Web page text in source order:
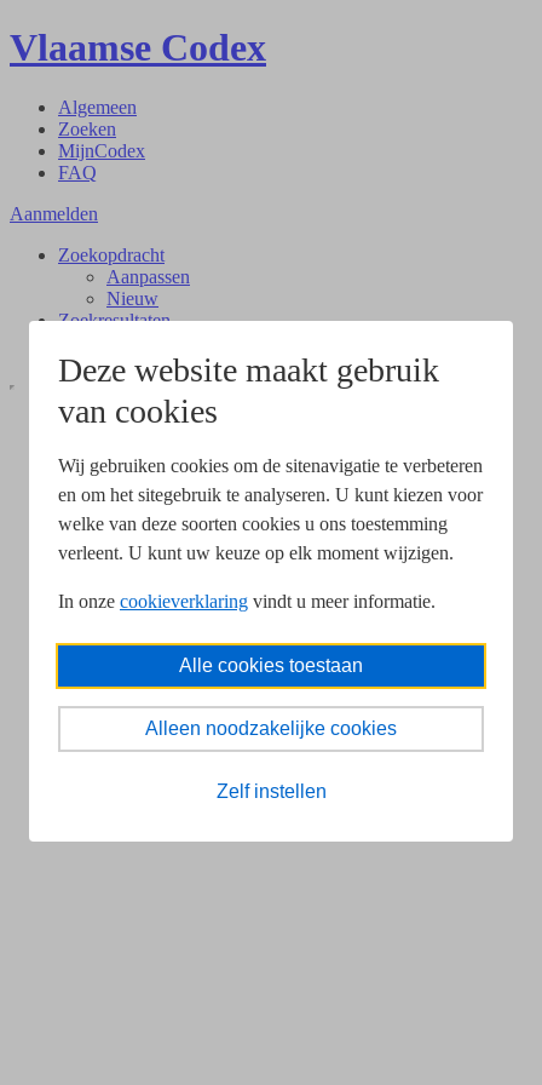
Deze website maakt gebruik
van cookies
Wij gebruiken cookies om de sitenavigatie te verbeteren
en om het sitegebruik te analyseren. U kunt kiezen voor
welke van deze soorten cookies u ons toestemming
verleent. U kunt uw keuze op elk moment wijzigen.
In onze cookieverklaring vindt u meer informatie.
Alle cookies toestaan
Alleen noodzakelijke cookies
Zelf instellen
Vlaamse Codex
Algemeen
Zoeken
MijnCodex
FAQ
Aanmelden
Zoekopdracht
Aanpassen
Nieuw
Zoekresultaten